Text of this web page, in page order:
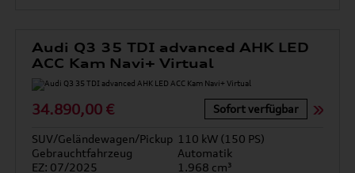
Audi Q3 35 TDI advanced AHK LED
ACC Kam Navi+ Virtual
34.890,00 € Sofort verfügbar
SUV/Geländewagen/Pickup 110 kW (150 PS)
Gebrauchtfahrzeug
Automatik
EZ: 07/2025
1.968 cm³